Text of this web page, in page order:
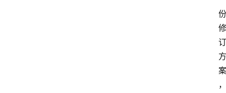
份
修
订
方
案
，